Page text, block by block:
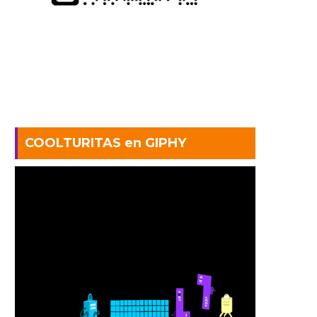
COOLTURITAS en GIPHY